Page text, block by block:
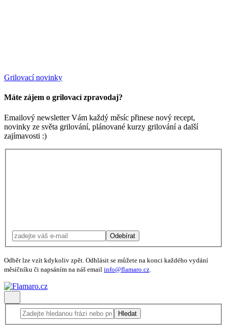
Grilovací novinky
Máte zájem o grilovací zpravodaj?
Emailový newsletter Vám každý měsíc přinese nový recept,
novinky ze světa grilování, plánované kurzy grilování a další
zajímavosti :)
Odebírat
Odběr lze vzít kdykoliv zpět. Odhlásit se můžete na konci každého vydání
měsíčníku či napsáním na náš email info@flamaro.cz.
Hledat